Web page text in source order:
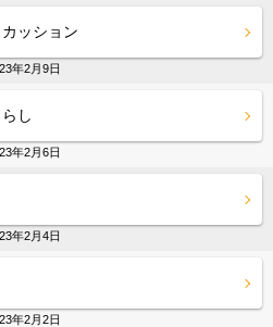
ッション
年2月9日
し
年2月6日
年2月4日
年2月2日